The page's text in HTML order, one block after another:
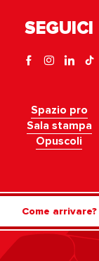
SEGUICI
Spazio pro
Sala stampa
Opuscoli
Come arrivare?